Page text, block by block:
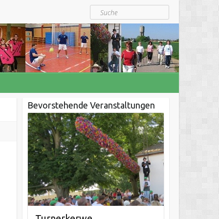
Suche
Bevorstehende Veranstaltungen